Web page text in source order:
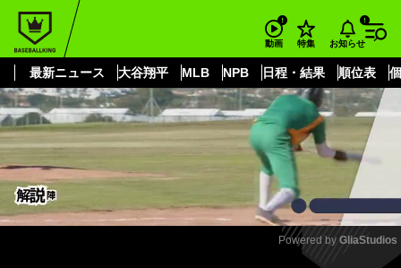
動画 特集 お知らせ
最新ニュース 大谷翔平 MLB NPB 日程・結果 順位表
もっと見る
Powered by GliaStudios